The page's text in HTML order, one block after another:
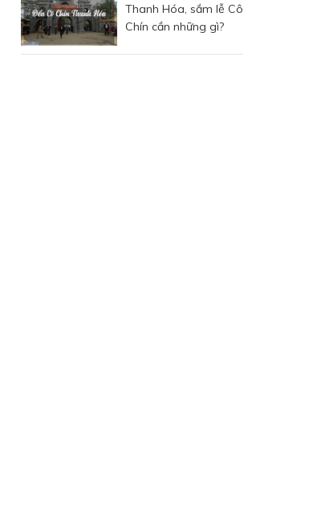
Thanh Hóa, sắm lễ Cô
Chín cần những gì?